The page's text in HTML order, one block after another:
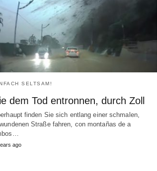
SELTSAM!
dem Tod entronnen, durch Zoll
finden Sie sich entlang einer schmalen,
Straße fahren, con montañas de a
ago